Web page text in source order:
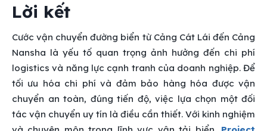
Lời kết
Cước vận chuyển đường biển từ Cảng Cát Lái đến Cảng
Nansha là yếu tố quan trọng ảnh hưởng đến chi phí
logistics và năng lực cạnh tranh của doanh nghiệp. Để
tối ưu hóa chi phí và đảm bảo hàng hóa được vận
chuyển an toàn, đúng tiến độ, việc lựa chọn một đối
tác vận chuyển uy tín là điều cần thiết. Với kinh nghiệm